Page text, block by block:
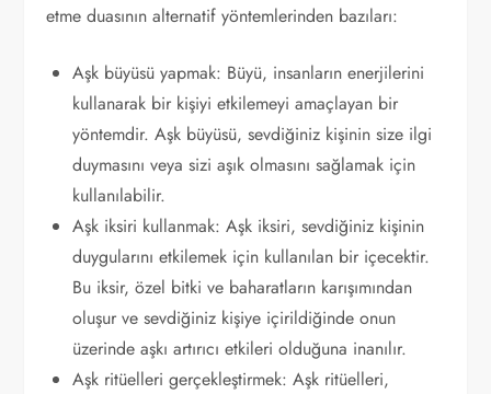
etme duasının alternatif yöntemlerinden bazıları:
Aşk büyüsü yapmak: Büyü, insanların enerjilerini
kullanarak bir kişiyi etkilemeyi amaçlayan bir
yöntemdir. Aşk büyüsü, sevdiğiniz kişinin size ilgi
duymasını veya sizi aşık olmasını sağlamak için
kullanılabilir.
Aşk iksiri kullanmak: Aşk iksiri, sevdiğiniz kişinin
duygularını etkilemek için kullanılan bir içecektir.
Bu iksir, özel bitki ve baharatların karışımından
oluşur ve sevdiğiniz kişiye içirildiğinde onun
üzerinde aşkı artırıcı etkileri olduğuna inanılır.
Aşk ritüelleri gerçekleştirmek: Aşk ritüelleri,